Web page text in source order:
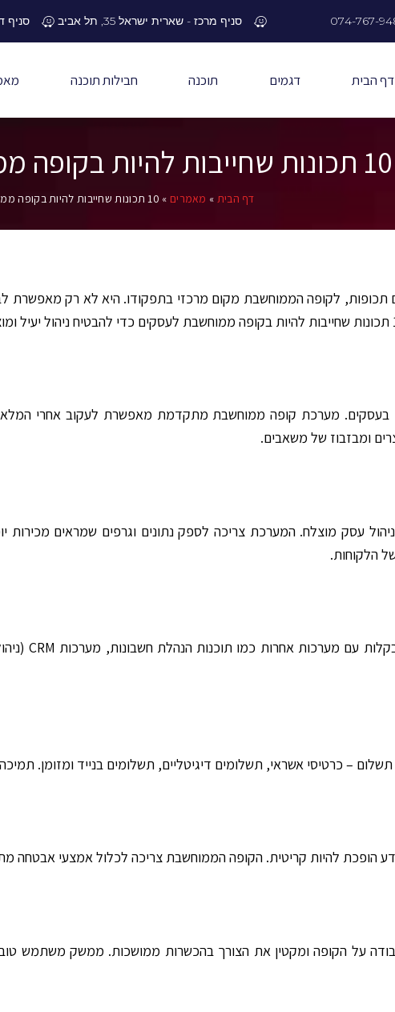
סניף מרכז - שארית ישראל 35, תל אביב סניף
דף הבית דגמים תוכנה חבילות תוכנה
10 תכונות שחייבות להיות בקופה ממוחשבת בעסק שלך
דף הבית » מאמרים » 10 תכונות שחייבות להיות בקופה ממוחשבת בעסק שלך
תכופות, לקופה הממוחשבת מקום מרכזי בתפקודו. היא לא רק
בעסקים. מערכת קופה ממוחשבת מתקדמת מאפשרת לעקוב אחרי
ומבזבוז של משאבים.
עסק מוצלח. המערכת צריכה לספק נתונים וגרפים שמראים מכירות
הלקוחות.
– כרטיסי אשראי, תשלומים דיגיטליים, תשלומים בנייד ומזומן.
להיות קריטית. הקופה הממוחשבת צריכה לכלול אמצעי אבטחה
על הקופה ומקטין את הצורך בהכשרות ממושכות. ממשק משתמש